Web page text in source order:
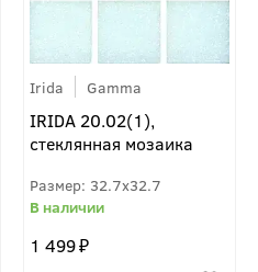
Irida Gamma
IRIDA 20.02(1),
стеклянная мозаика
32.7x32.7
1 499